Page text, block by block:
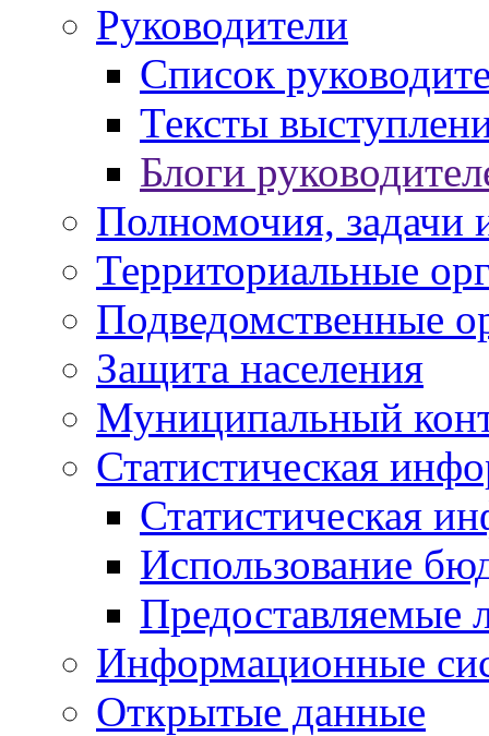
Руководители
Список
Тексты
Блоги
Полномочия, задачи
Территориальные
Подведомственные
Защита населения
Муниципальный
Статистическая
Статистическая
Использование
Предоставляемые
Информационные
Открытые данные